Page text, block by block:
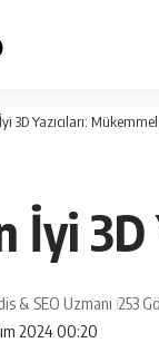
3D Yazıcıları:
İyi
2024 00:20
& SEO Uzmanı 253